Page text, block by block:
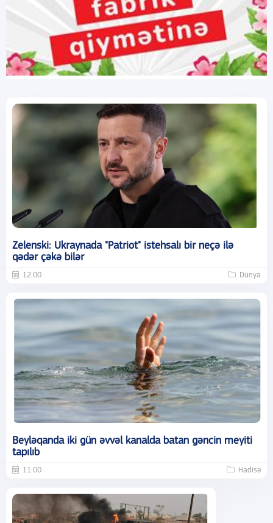
Zelenski: Ukraynada "Patriot" istehsalı bir neçə ilə
qədər çəkə bilər
12:00 Dünya
Beyləqanda iki gün əvvəl kanalda batan gəncin meyiti
tapılıb
11:00 Hadisə